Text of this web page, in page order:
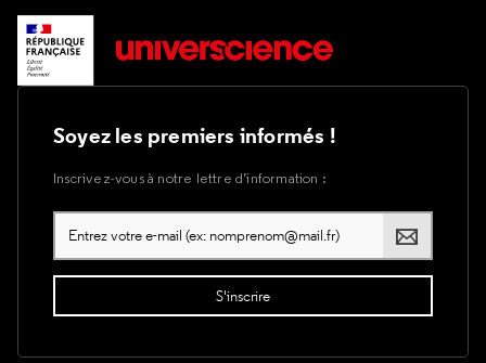
Soyez les premiers informés !
Inscrivez-vous à notre lettre d’information :